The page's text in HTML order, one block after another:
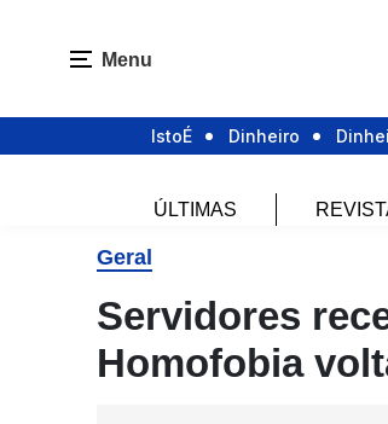
Menu
IstoÉ Dinheiro
ÚLTIMAS
Geral
Servidores
Homofobia